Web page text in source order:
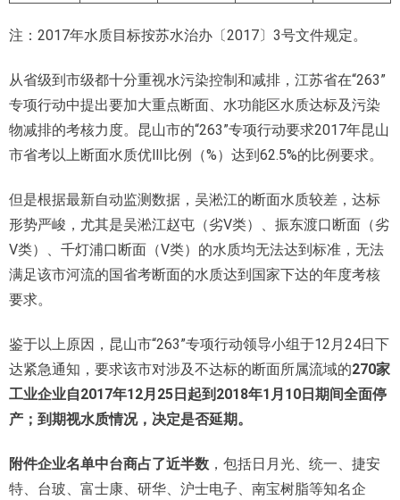
注：2017年水质目标按苏水治办〔2017〕3号文件规定。
从省级到市级都十分重视水污染控制和减排，江苏省在“263”
专项行动中提出要加大重点断面、水功能区水质达标及污染
物减排的考核力度。昆山市的“263”专项行动要求2017年昆山
市省考以上断面水质优Ⅲ比例（%）达到62.5%的比例要求。
但是根据最新自动监测数据，吴淞江的断面水质较差，达标
形势严峻，尤其是吴淞江赵屯（劣V类）、振东渡口断面（劣
V类）、千灯浦口断面（V类）的水质均无法达到标准，无法
满足该市河流的国省考断面的水质达到国家下达的年度考核
要求。
鉴于以上原因，昆山市“263”专项行动领导小组于12月24日下
达紧急通知，要求该市对涉及不达标的断面所属流域的270家
工业企业自2017年12月 25日起到 2018年1 月 10日期间全面停
产；到期视水质情况，决定是否延期。
附件企业名单中台商占了近半数 ，包括日月光、统一、捷安
特、台玻、富士康、研华、沪士电子、南宝树脂等知名企